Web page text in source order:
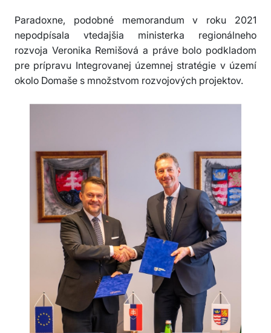
Paradoxne, podobné memorandum v roku 2021
nepodpísala vtedajšia ministerka regionálneho
rozvoja Veronika Remišová a práve bolo podkladom
pre prípravu Integrovanej územnej stratégie v území
okolo Domaše s množstvom rozvojových projektov.